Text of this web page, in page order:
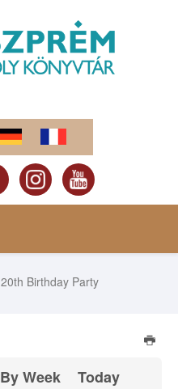
20th Birthday Party
By Week
Today